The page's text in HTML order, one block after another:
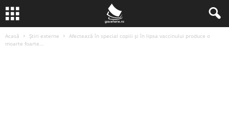
Acasă Știri externe
Afectează în special copiii și în lipsa vaccinului produce o
moarte foarte...